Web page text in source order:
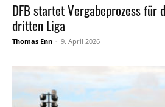
DFB startet Vergabeprozess für
dritten Liga
Thomas Enn - 9. April 2026